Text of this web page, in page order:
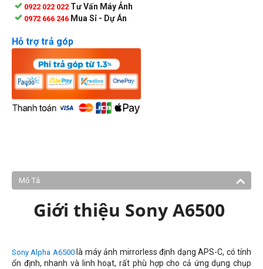
0922 022 022 Tư Vấn Máy Ảnh
0972 666 246 Mua Sỉ - Dự Án
Hỗ trợ trả góp
Mô Tả
Giới thiệu Sony A6500
Sony Alpha A6500là máy ảnh mirrorless định dạng APS-C, có tính
ổn định, nhanh và linh hoạt, rất phù hợp cho cả ứng dụng chụp